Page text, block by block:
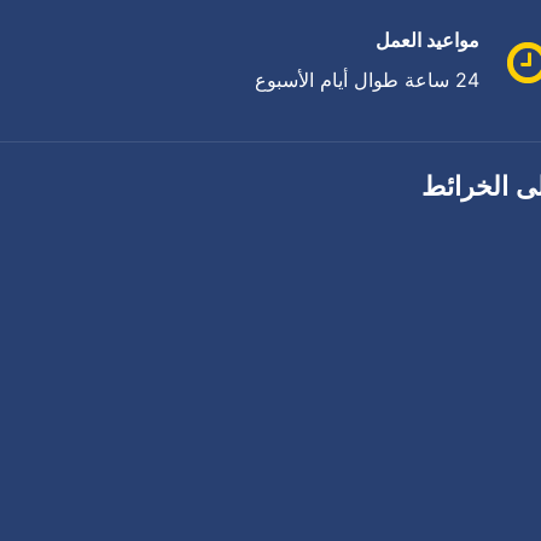
مواعيد العمل
24 ساعة طوال أيام الأسبوع
الخرائط